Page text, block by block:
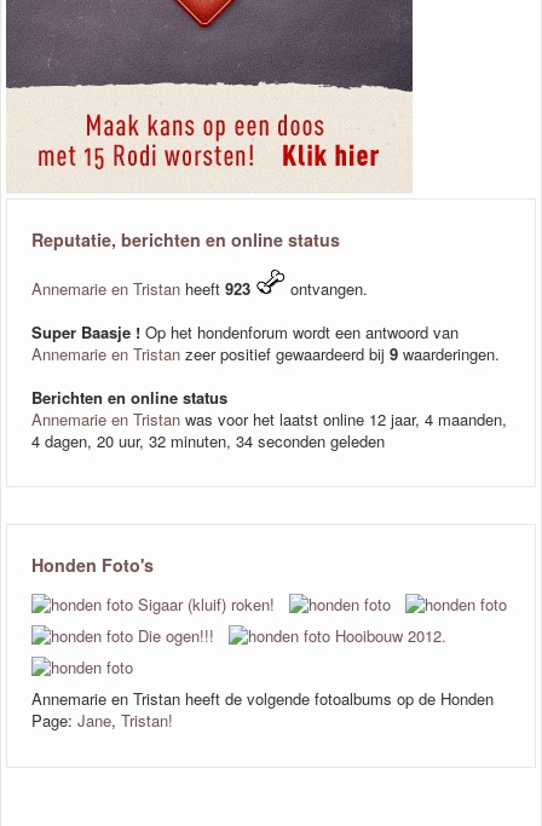
Reputatie, berichten en online status
Annemarie en Tristan heeft 923
ontvangen.
Super Baasje ! Op het hondenforum wordt een antwoord van
Annemarie en Tristan zeer positief gewaardeerd bij 9 waarderingen.
Berichten en online status
Annemarie en Tristan was voor het laatst online 12 jaar, 4 maanden,
4 dagen, 20 uur, 32 minuten, 34 seconden geleden
Honden Foto's
Annemarie en Tristan heeft de volgende fotoalbums op de Honden
Page: Jane, Tristan!